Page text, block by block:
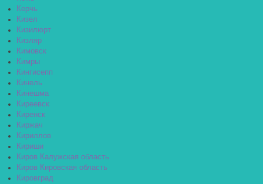
Керчь
Кизел
Кизилюрт
Кизляр
Кимовск
Кимры
Кингисепп
Кинель
Кинешма
Киреевск
Киренск
Киржач
Кириллов
Кириши
Киров Калужская область
Киров Кировская область
Кировград